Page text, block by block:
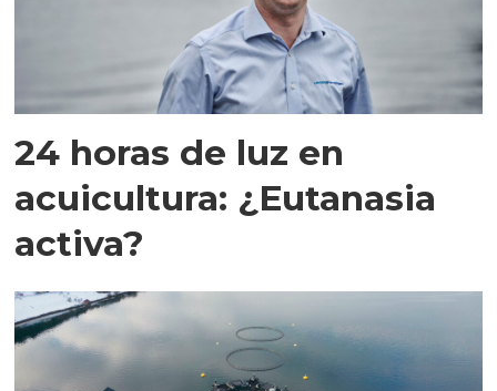
24 horas de luz en
acuicultura: ¿Eutanasia
activa?